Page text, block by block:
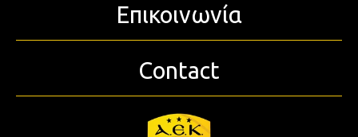
Επικοινωνία
Contact